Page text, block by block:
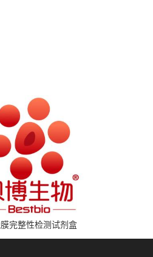
完整性检测试剂盒